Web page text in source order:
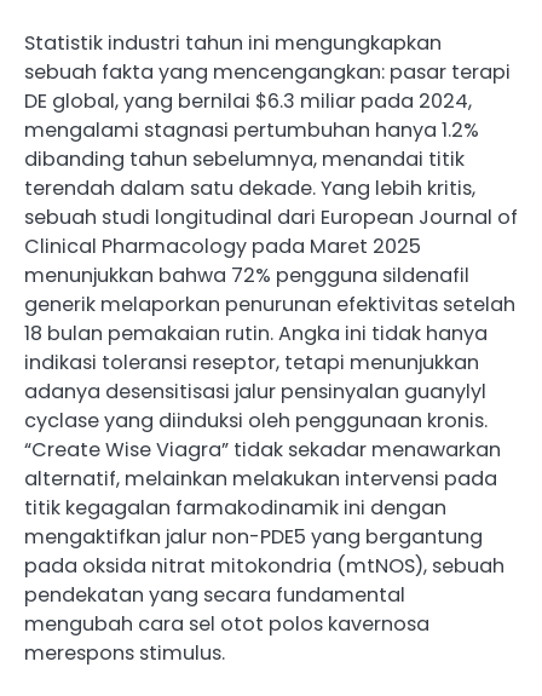
Statistik industri tahun ini mengungkapkan
sebuah fakta yang mencengangkan: pasar terapi
DE global, yang bernilai $6.3 miliar pada 2024,
mengalami stagnasi pertumbuhan hanya 1.2%
dibanding tahun sebelumnya, menandai titik
terendah dalam satu dekade. Yang lebih kritis,
sebuah studi longitudinal dari European Journal of
Clinical Pharmacology pada Maret 2025
menunjukkan bahwa 72% pengguna sildenafil
generik melaporkan penurunan efektivitas setelah
18 bulan pemakaian rutin. Angka ini tidak hanya
indikasi toleransi reseptor, tetapi menunjukkan
adanya desensitisasi jalur pensinyalan guanylyl
cyclase yang diinduksi oleh penggunaan kronis.
“Create Wise Viagra” tidak sekadar menawarkan
alternatif, melainkan melakukan intervensi pada
titik kegagalan farmakodinamik ini dengan
mengaktifkan jalur non-PDE5 yang bergantung
pada oksida nitrat mitokondria (mtNOS), sebuah
pendekatan yang secara fundamental
mengubah cara sel otot polos kavernosa
merespons stimulus.